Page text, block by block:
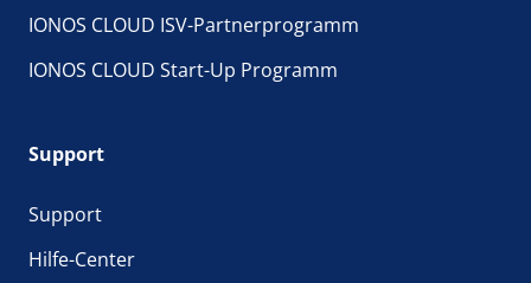
IONOS CLOUD ISV-Partnerprogramm
IONOS CLOUD Start-Up Programm
Support
Support
Hilfe-Center